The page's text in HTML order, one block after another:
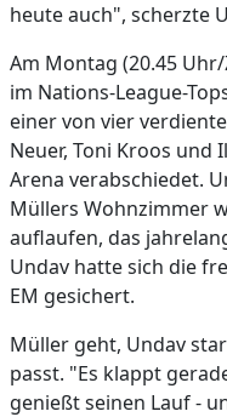
heute auch", scherzte
Am Montag (20.45
im Nations-League-
einer von vier
Neuer, Toni Kroos und
Arena verabschiedet.
Müllers Wohnzimmer
auflaufen, das
Undav hatte sich die
EM gesichert.
Müller geht, Undav
passt. "Es klappt
genießt seinen Lauf -